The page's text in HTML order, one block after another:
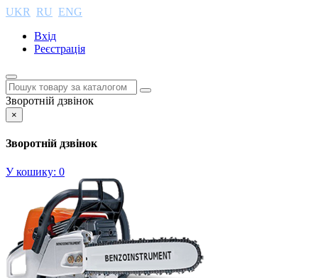
UKR RU ENG
Вхід
Реєстрація
Зворотній дзвінок
×
Зворотній дзвінок
У кошику: 0